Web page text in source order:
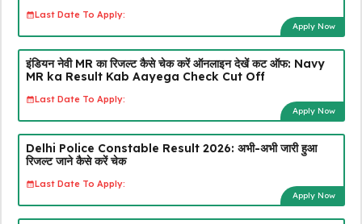
Last Date To Apply:
Apply Now
इंडियन नेवी MR का रिजल्ट कैसे चेक करें ऑनलाइन देखें कट ऑफ: Navy
MR ka Result Kab Aayega Check Cut Off
Last Date To Apply:
Apply Now
Delhi Police Constable Result 2026: अभी-अभी जारी हुआ
रिजल्ट जाने कैसे करें चेक
Last Date To Apply:
Apply Now